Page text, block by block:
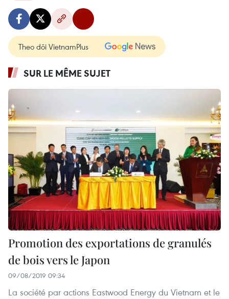
Theo dõi VietnamPlus
SUR LE MÊME SUJET
Promotion des exportations de granulés
de bois vers le Japon
09/08/2019 09:34
La société par actions Eastwood Energy du Vietnam et le